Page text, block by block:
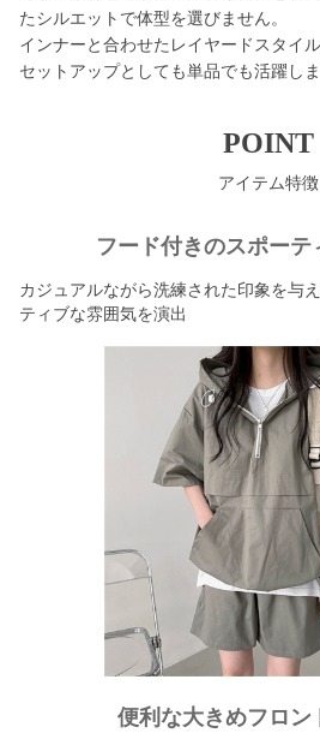
たシルエットで体型を選びません。
インナーと合わせたレイヤードスタイ
セットアップとしても単品でも活躍しま
POINT
アイテム特徴
フード付きのスポーテ
カジュアルながら洗練された印象を与
ティブな雰囲気を演出
便利な大きめフロン